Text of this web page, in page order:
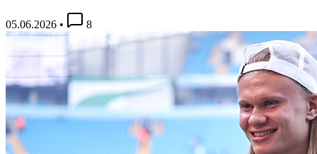
05.06.2026 • 8